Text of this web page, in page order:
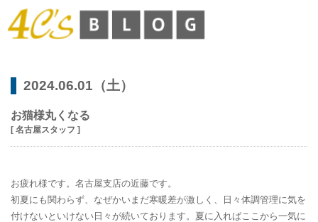
2024.06.01（土）
お猫様丸くなる
[ 名古屋スタッフ ]
お疲れ様です。名古屋支店の近藤です。
初夏にも関わらず、なぜかいまだ寒暖差が激しく、日々体調管理に気を
付けないといけない日々が続いております。夏に入ればここから一気に